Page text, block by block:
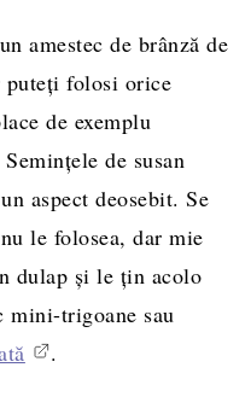
amestec de brânză de
puteți folosi orice
de exemplu
Semințele de susan
aspect deosebit. Se
le folosea, dar mie
dulap și le țin acolo
mini-trigoane sau
.